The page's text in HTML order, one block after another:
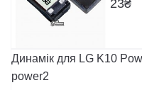
23₴
Динамік для LG K10
power2